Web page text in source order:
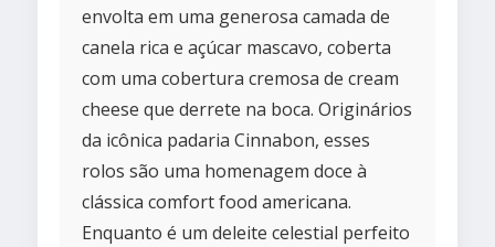
envolta em uma generosa camada de
canela rica e açúcar mascavo, coberta
com uma cobertura cremosa de cream
cheese que derrete na boca. Originários
da icônica padaria Cinnabon, esses
rolos são uma homenagem doce à
clássica comfort food americana.
Enquanto é um deleite celestial perfeito